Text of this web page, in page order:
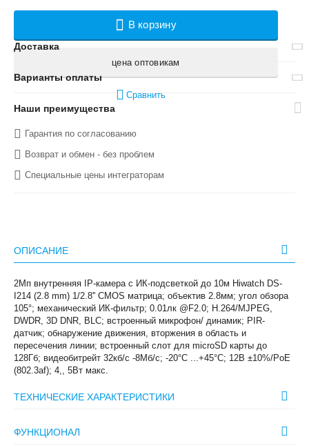
В корзину
цена оптовикам
Сравнить
Доставка
Варианты оплаты
Наши преимущества
Гарантия по согласованию
Возврат и обмен - без проблем
Специальные цены интеграторам
ОПИСАНИЕ
2Мп внутренняя IP-камера c ИК-подсветкой до 10м Hiwatch DS-
I214 (2.8 mm) 1/2.8'' CMOS матрица; объектив 2.8мм; угол обзора
105°; механический ИК-фильтр; 0.01лк @F2.0; H.264/MJPEG,
DWDR, 3D DNR, BLC; встроенный микрофон/ динамик; PIR-
датчик; обнаружение движения, вторжения в область и
пересечения линии; встроенный слот для microSD карты до
128Гб; видеобитрейт 32кб/с -8Мб/с; -20°C ...+45°C; 12В ±10%/PoE
(802.3af); 4,, 5Вт макс.
ТЕХНИЧЕСКИЕ ХАРАКТЕРИСТИКИ
ФУНКЦИОНАЛ